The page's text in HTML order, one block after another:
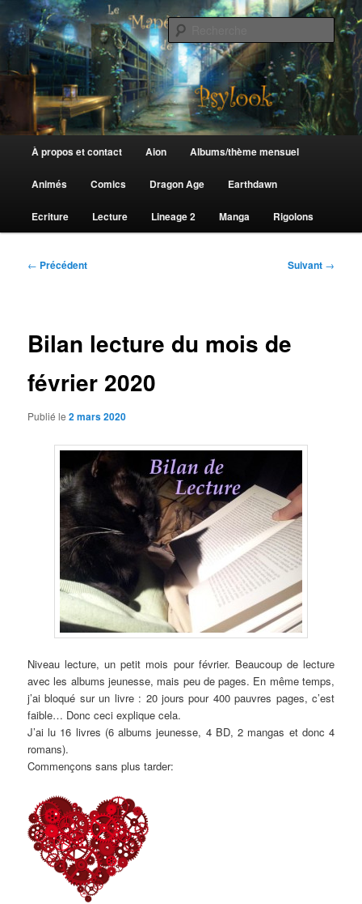
au
contenu
principalLe Manège de Psylook
principal
À propos et contact Aion Albums/thème mensuel
Animés Comics Dragon Age Earthdawn
Ecriture Lecture Lineage 2 Manga Rigolons
Navigation
← Précédent Suivant →
Bilan lecture du mois de
février 2020
Publié le2 mars 2020
Niveau lecture, un petit mois pour février. Beaucoup de lecture
avec les albums jeunesse, mais peu de pages. En même temps,
j’ai bloqué sur un livre : 20 jours pour 400 pauvres pages, c’est
faible… Donc ceci explique cela.
J’ai lu 16 livres (6 albums jeunesse, 4 BD, 2 mangas et donc 4
romans).
Commençons sans plus tarder: